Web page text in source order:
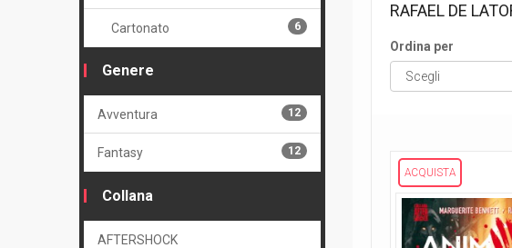
RAFAEL DE
Ordina per
ACQUISTA
Cartonato 6
Genere
Avventura 12
Fantasy 12
Collana
AFTERSHOCK